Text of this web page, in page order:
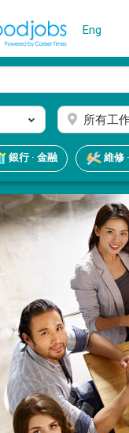
Eng
所有工
銀行 · 金融 維修